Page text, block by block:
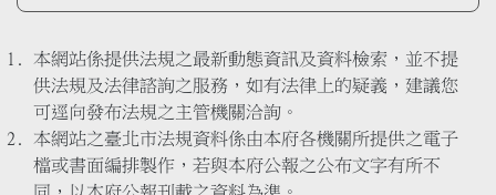
本網站係提供法規之最新動態資訊及資料檢索，並不提
供法規及法律諮詢之服務，如有法律上的疑義，建議您
可逕向發布法規之主管機關洽詢。
本網站之臺北市法規資料係由本府各機關所提供之電子
檔或書面編排製作，若與本府公報之公布文字有所不